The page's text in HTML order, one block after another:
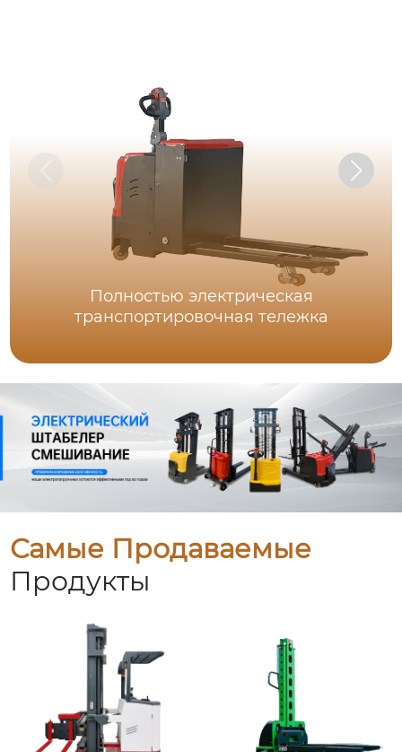
Полностью электрическая
транспортировочная тележка
Самые Продаваемые
Продукты